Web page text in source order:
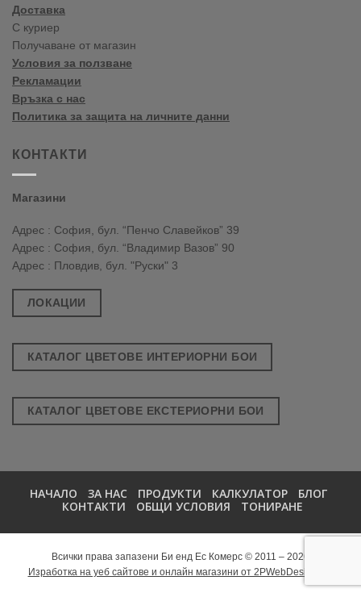
Доставка
С куриер
Получаване от магазин
Условия за ползване
Рекламации
Връзка с нас
Политика за защита на личните данни
КОНТАКТИ
Магазини
Адрес : София, бул. “Пенчо Славейков” 39
Адрес : София, бул. “Владимир Вазов” 90
Адрес : Пловдив, бул. "Руски" 3
ЛОКАЦИИ
КАТАЛОГ ЦВЕТОВЕ ИНТЕРИОРНИ БОИ
КАТАЛОГ ЦВЕТОВЕ ЕКСТЕРИОРНИ БОИ
НАЧАЛО ЗА НАС ПРОДУКТИ КАЛКУЛАТОР
БЛОГ
КОНТАКТИ
ОБЩИ УСЛОВИЯ ТОНИРАНЕ
Всички права запазени Би енд Ес Комерс © 2011 – 2026
Изработка на уеб сайтове и онлайн магазини от 2PWebDesign.net